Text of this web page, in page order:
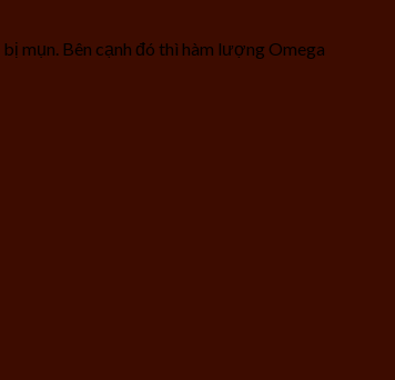
mụn. Bên cạnh đó thì hàm lượng Omega